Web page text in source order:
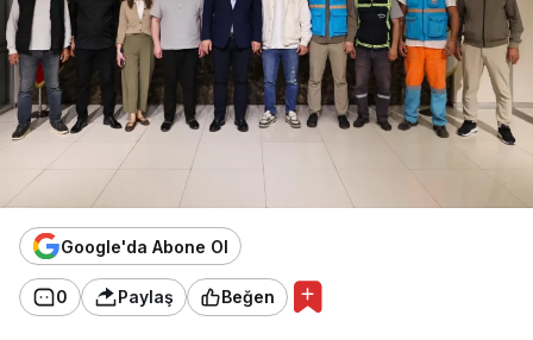
Google'da Abone Ol
0 Paylaş Beğen